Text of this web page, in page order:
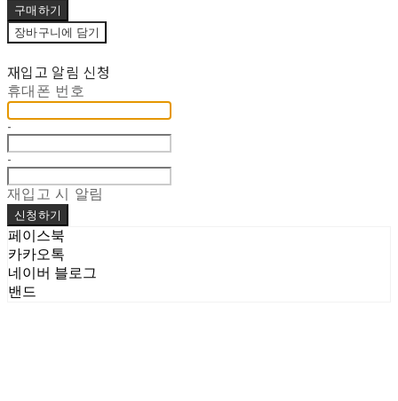
구매하기
장바구니에 담기
재입고 알림 신청
휴대폰 번호
-
-
재입고 시 알림
신청하기
페이스북
카카오톡
네이버 블로그
밴드